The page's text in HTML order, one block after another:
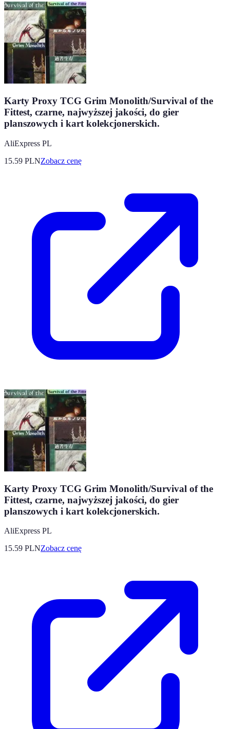
Karty Proxy TCG Grim Monolith/Survival of the
Fittest, czarne, najwyższej jakości, do gier
planszowych i kart kolekcjonerskich.
AliExpress PL
15.59 PLNZobacz cenę
Karty Proxy TCG Grim Monolith/Survival of the
Fittest, czarne, najwyższej jakości, do gier
planszowych i kart kolekcjonerskich.
AliExpress PL
15.59 PLNZobacz cenę